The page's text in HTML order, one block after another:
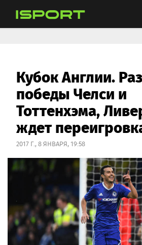
Кубок Англии.
победы Челси и
Тоттенхэма,
ждет
2017 Г., 8 ЯНВАРЯ, 19:58